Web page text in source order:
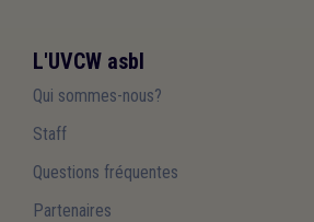
L'UVCW asbl
Qui sommes-nous?
Staff
Questions fréquentes
Partenaires